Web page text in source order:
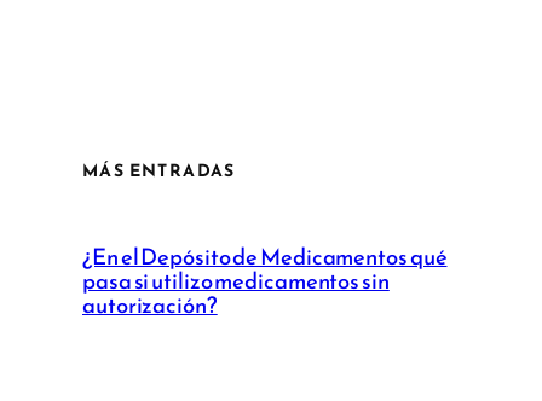
MÁS ENTRADAS
¿En el Depósito de Medicamentos qué
pasa si utilizo medicamentos sin
autorización?